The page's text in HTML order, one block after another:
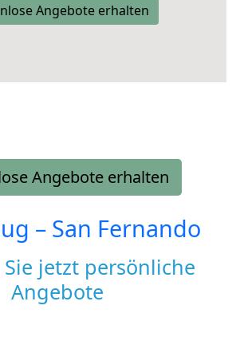
Angebote erhalten
Angebote erhalten
– San Fernando
jetzt persönliche
Angebote